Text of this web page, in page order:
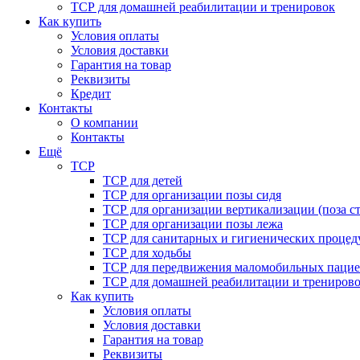
ТСР для домашней реабилитации и тренировок
Как купить
Условия оплаты
Условия доставки
Гарантия на товар
Реквизиты
Кредит
Контакты
О компании
Контакты
Ещё
ТСР
ТСР для детей
ТСР для организации позы сидя
ТСР для организации вертикализации (поза
ТСР для организации позы лежа
ТСР для санитарных и гигиенических
ТСР для ходьбы
ТСР для передвижения маломобильных
ТСР для домашней реабилитации и
Как купить
Условия оплаты
Условия доставки
Гарантия на товар
Реквизиты